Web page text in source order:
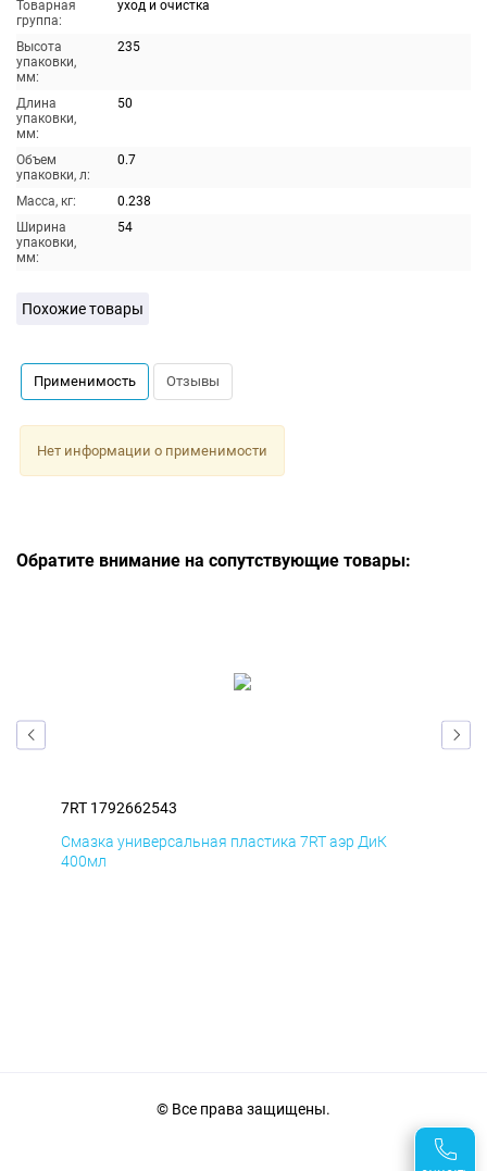
Товарная
группа:
уход и очистка
Высота
упаковки,
мм:
235
Длина
упаковки,
мм:
50
Объем
упаковки, л:
0.7
Масса, кг:
0.238
Ширина
упаковки,
мм:
54
Похожие товары
Применимость Отзывы
Нет информации о применимости
Обратите внимание на сопутствующие товары:
7RT 1792662543
Смазка универсальная пластика 7RT аэр ДиК
400мл
© Все права защищены.